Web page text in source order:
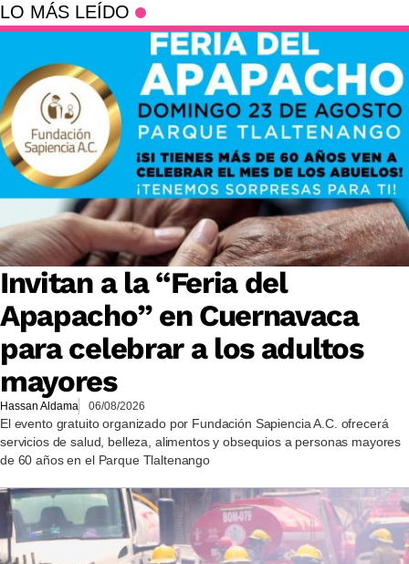
LO MÁS LEÍDO
Invitan a la “Feria del
Apapacho” en Cuernavaca
para celebrar a los adultos
mayores
Hassan Aldama 06/08/2026
El evento gratuito organizado por Fundación Sapiencia A.C. ofrecerá
servicios de salud, belleza, alimentos y obsequios a personas mayores
de 60 años en el Parque Tlaltenango